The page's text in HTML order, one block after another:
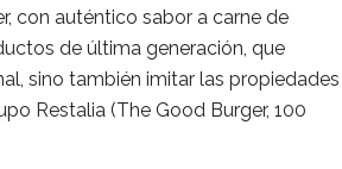
con auténtico sabor a carne de
de última generación, que
sino también imitar las propiedades
Restalia (The Good Burger, 100